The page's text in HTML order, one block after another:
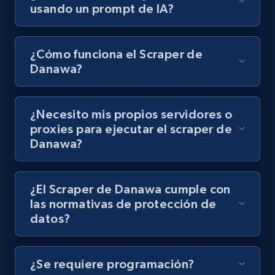
by Explore page URL
URL, Title, Youtuber, Youtuber md5, Video url,
Video length, Likes, Views, and more.
8.1K+ 713+ Prueba gratuita
Youtube - Videos posts - Discovery videos
by podcast url
Video length, Likes, Views, and more.
usando un prompt de IA?
¿Cómo funciona el Scraper de
Danawa?
¿Necesito mis propios servidores o
proxies para ejecutar el scraper de
Danawa?
¿El Scraper de Danawa cumple con
las normativas de protección de
datos?
¿Se requiere programación?